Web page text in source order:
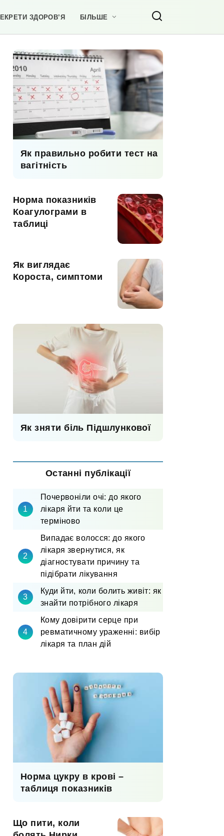
ЗДОРОВ’Я БІЛЬШЕ
Як правильно робити тест на
вагітність
Норма показників
Коагулограми в
таблиці
Як виглядає
Короста, симптоми
Як зняти біль Підшлункової
Останні публікації
Почервоніли очі: до якого
лікаря йти та коли це
терміново
Випадає волосся: до якого
лікаря звернутися, як
діагностувати причину та
підібрати лікування
Куди йти, коли болить живіт: як
знайти потрібного лікаря
Кому довірити серце при
ревматичному ураженні: вибір
лікаря та план дій
Норма цукру в крові –
таблиця показників
Що пити, коли